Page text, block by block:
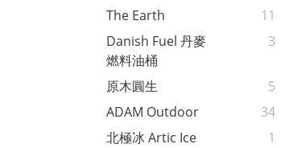
The Earth
11
Danish Fuel 丹麥
燃料油桶
3
原木圓生
5
ADAM Outdoor
34
北極冰 Artic Ice
1